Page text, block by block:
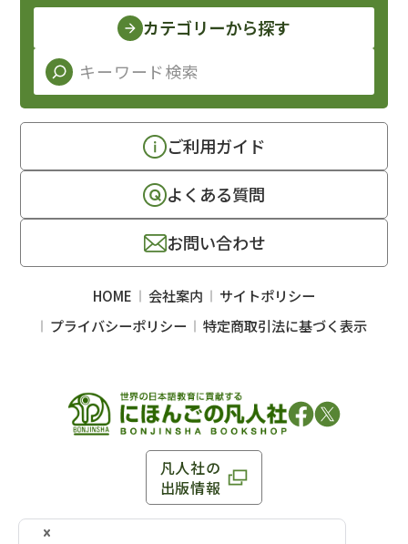
凡人社の
出版情報
〒102-0093 東京都千代田区平河町 1-3-13 8F
カテゴリーから探す
ご利用ガイド
よくある質問
お問い合わせ
HOME 会社案内
サイトポリシー
プライバシーポリシー
特定商取引法に基づく表示